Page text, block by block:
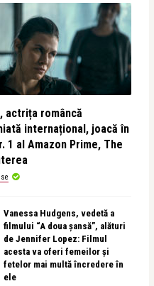
actrița româncă
internațional, joacă în
1 al Amazon Prime, The
Vanessa Hudgens, vedetă a
filmului “A doua șansă”, alături
de Jennifer Lopez: Filmul
acesta va oferi femeilor și
fetelor mai multă încredere în
ele